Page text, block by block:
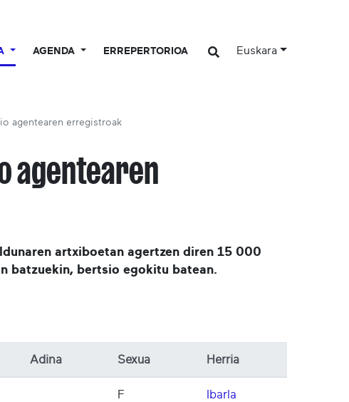
AGENDA ERREPERTORIOA Euskara
agentearen erregistroak
agentearen
artxiboetan agertzen diren 15 000
batzuekin, bertsio egokitu batean.
Adina Sexua Herria
F Ibarla